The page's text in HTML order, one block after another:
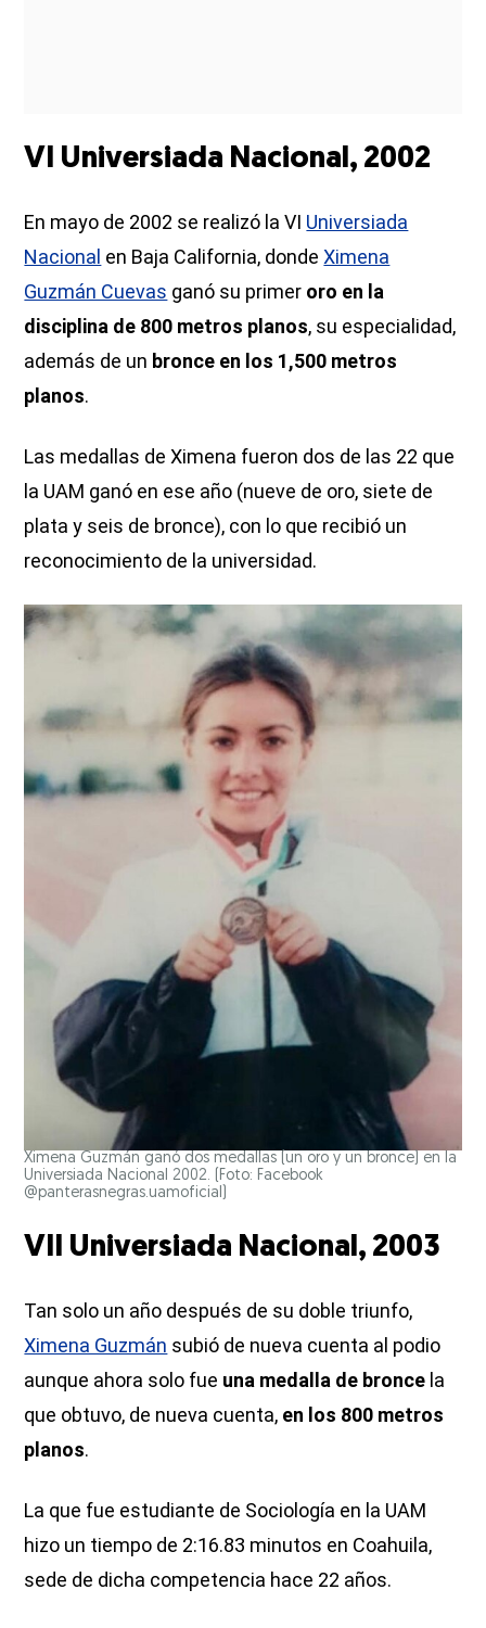
VI Universiada Nacional, 2002
En mayo de 2002 se realizó la VI Universiada
Nacional en Baja California, dondeXimena
Guzmán Cuevas ganó su primer oro en la
disciplina de 800 metros planos, su especialidad,
además de un bronce en los 1,500 metros
planos.
Las medallas de Ximena fueron dos de las 22 que
la UAM ganó en ese año (nueve de oro, siete de
plata y seis de bronce), con lo que recibió un
reconocimiento de la universidad.
Ximena Guzmán ganó dos medallas (un oro y un bronce) en la
Universiada Nacional 2002. (Foto: Facebook
@panterasnegras.uamoficial)
VII Universiada Nacional, 2003
Tan solo un año después de su doble triunfo,
Ximena Guzmán subió de nueva cuenta al podio
aunque ahora solo fue una medalla de bronce la
que obtuvo, de nueva cuenta, en los 800 metros
planos.
La que fue estudiante de Sociología en la UAM
hizo un tiempo de 2:16.83 minutos en Coahuila,
sede de dicha competencia hace 22 años.